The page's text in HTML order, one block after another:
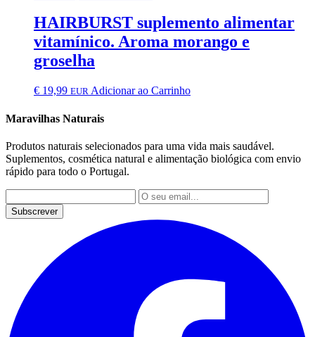
HAIRBURST suplemento alimentar
vitamínico. Aroma morango e
groselha
€ 19,99 EUR Adicionar ao Carrinho
Maravilhas Naturais
Produtos naturais selecionados para uma vida mais saudável.
Suplementos, cosmética natural e alimentação biológica com envio
rápido para todo o Portugal.
Subscrever